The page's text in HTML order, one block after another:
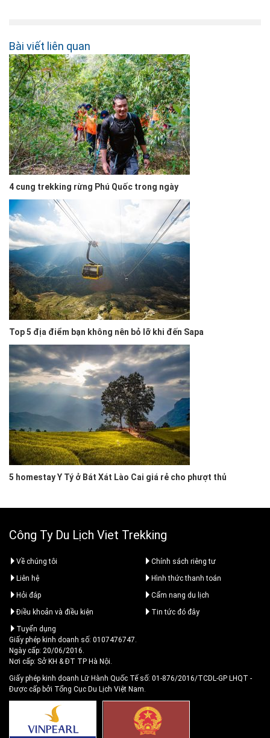
Bài viết liên quan
4 cung trekking rừng Phú Quốc trong ngày
Top 5 địa điểm bạn không nên bỏ lỡ khi đến Sapa
5 homestay Y Tý ở Bát Xát Lào Cai giá rẻ cho phượt thủ
Công Ty Du Lịch Viet Trekking
Về chúng tôi
Chính sách riêng tư
Liên hệ
Hình thức thanh toán
Hỏi đáp
Cẩm nang du lịch
Điều khoản và điều kiện
Tin tức đó đây
Tuyển dụng
Giấy phép kinh doanh số: 0107476747.
Ngày cấp: 20/06/2016.
Nơi cấp: Sở KH & ĐT TP Hà Nội.
Giấy phép kinh doanh Lữ Hành Quốc Tế số: 01-876/2016/TCDL-GP LHQT -
Được cấp bởi Tổng Cục Du Lịch Việt Nam.